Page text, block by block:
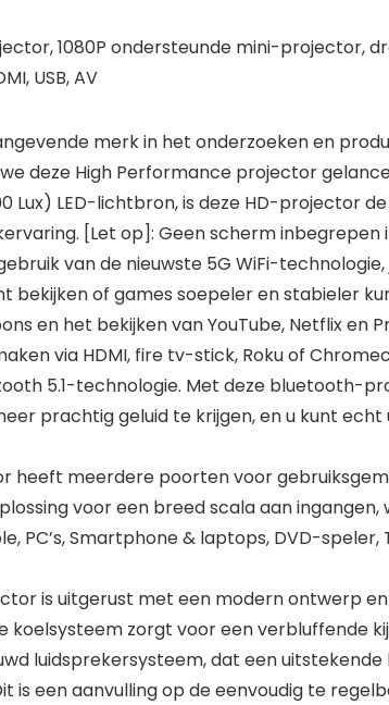
1080P ondersteunde mini-projector,
USB, AV
merk in het onderzoeken en
deze High Performance projector
Lux) LED-lichtbron, is deze HD-projector
[Let op]: Geen scherm inbegrepen
van de nieuwste 5G WiFi-technologie,
bekijken of games soepeler en stabieler
en het bekijken van YouTube, Netflix en
via HDMI, fire tv-stick, Roku of
5.1-technologie. Met deze bluetooth-
prachtig geluid te krijgen, en u kunt echt
meerdere poorten voor
voor een breed scala aan
PC’s, Smartphone & laptops, DVD-speler,
is uitgerust met een modern ontwerp
zorgt voor een verbluffende
luidsprekersysteem, dat een uitstekende
een aanvulling op de eenvoudig te